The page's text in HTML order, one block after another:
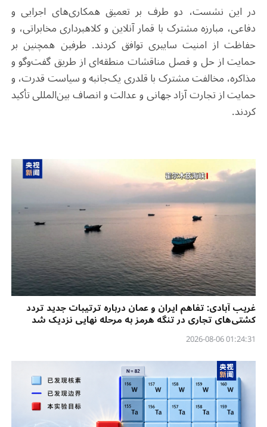
در این نشست، دو طرف بر تعمیق همکاری‌های اجرایی و
دفاعی، مبارزه مشترک با قمار آنلاین و کلاهبرداری مخابراتی، و
حفاظت از امنیت سایبری توافق کردند. طرفین همچنین بر
حمایت از حل و فصل مناقشات منطقه‌ای از طریق گفت‌وگو و
مذاکره، مخالفت مشترک با قلدری یک‌جانبه و سیاست قدرت، و
حمایت از تجارت آزاد جهانی و عدالت و انصاف بین‌المللی تأکید
کردند.
غریب آبادی: تفاهم ایران و عمان درباره ترتیبات جدید تردد
کشتی‌های تجاری در تنگه هرمز به مرحله نهایی نزدیک شد
01:24:31 2026-08-06